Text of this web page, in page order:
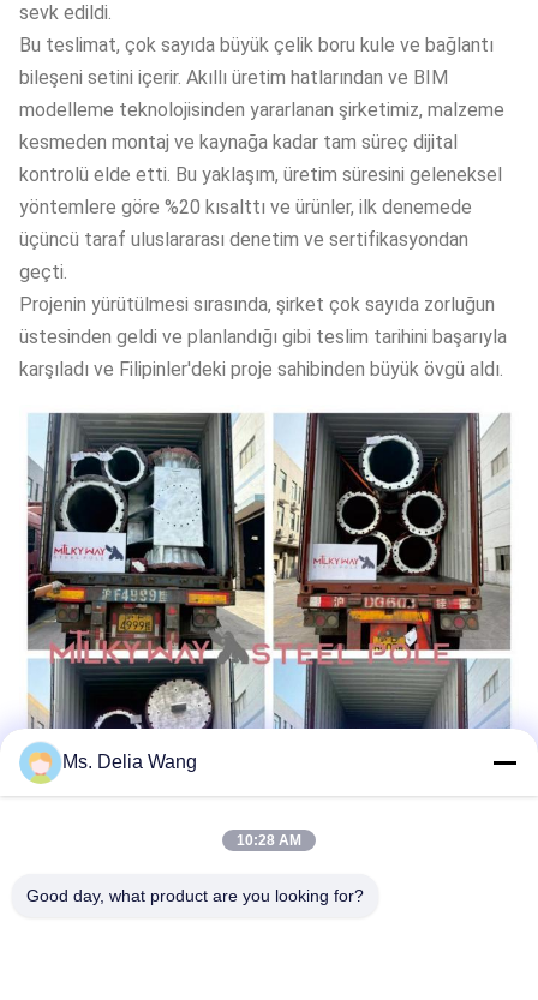
sevk edildi.
Bu teslimat, çok sayıda büyük çelik boru kule ve bağlantı
bileşeni setini içerir. Akıllı üretim hatlarından ve BIM
modelleme teknolojisinden yararlanan şirketimiz, malzeme
kesmeden montaj ve kaynağa kadar tam süreç dijital
kontrolü elde etti. Bu yaklaşım, üretim süresini geleneksel
yöntemlere göre %20 kısalttı ve ürünler, ilk denemede
üçüncü taraf uluslararası denetim ve sertifikasyondan
geçti.
Projenin yürütülmesi sırasında, şirket çok sayıda zorluğun
üstesinden geldi ve planlandığı gibi teslim tarihini başarıyla
karşıladı ve Filipinler'deki proje sahibinden büyük övgü aldı.
Ms. Delia Wang
10:28 AM
Good day, what product are you looking for?